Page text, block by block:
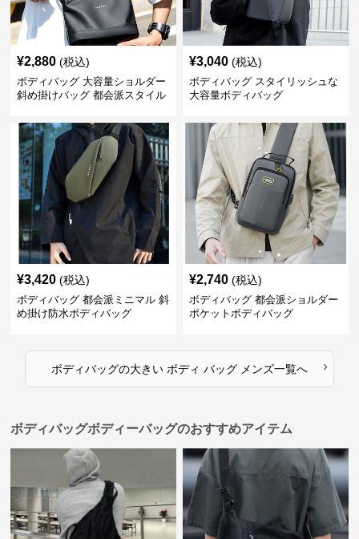
¥2,880 (税込)
ボディバッグ 大容量ショルダー
斜め掛けバッグ 都会派スタイル
¥3,040 (税込)
ボディバッグ スタイリッシュな
大容量ボディバッグ
¥3,420 (税込)
ボディバッグ 都会派ミニマル 斜
め掛け防水ボディバッグ
¥2,740 (税込)
ボディバッグ 都会派ショルダー
ポケットボディバッグ
ボディバッグの大きい ボディ バッグ メンズ一覧へ ›
ボディバッグボディーバッグのおすすめアイテム